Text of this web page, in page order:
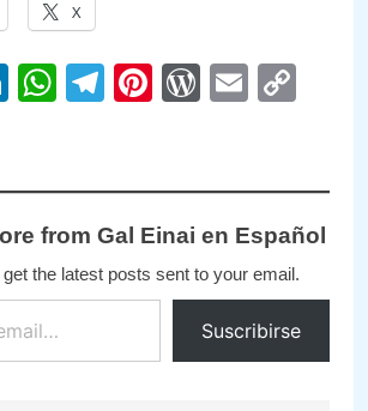
X
LinkedIn
WhatsApp
Telegram
PinterestEmail
from Gal Einai en Español
the latest posts sent to your email.
Suscribirse